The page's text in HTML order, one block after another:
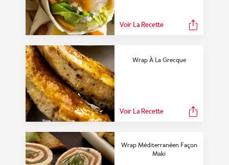
Voir La Recette
Wrap À La Grecque
Voir La Recette
Wrap Méditerranéen Façon
Maki